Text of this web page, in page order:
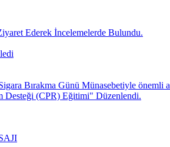
Ederek İncelemelerde Bulundu.
Bırakma Günü Münasebetiyle önemli
Desteği (CPR) Eğitimi" Düzenlendi.